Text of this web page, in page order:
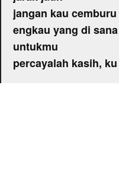
jangan kau
engkau yang di
untukmu
percayalah kasih,